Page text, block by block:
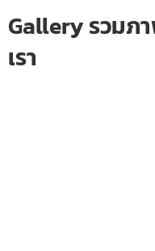
Gallery รวมภ
เรา